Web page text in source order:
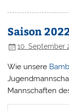
Saison
10. September
Wie unsere
Mannschaften